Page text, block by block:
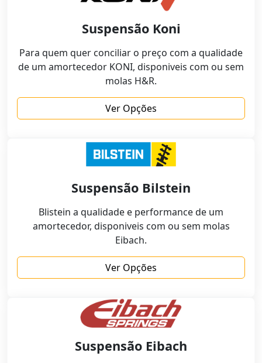
Suspensão Koni
Para quem quer conciliar o preço com a qualidade
de um amortecedor KONI, disponiveis com ou sem
molas H&R.
Ver Opções
Suspensão Bilstein
Blistein a qualidade e performance de um
amortecedor, disponiveis com ou sem molas
Eibach.
Ver Opções
Suspensão Eibach